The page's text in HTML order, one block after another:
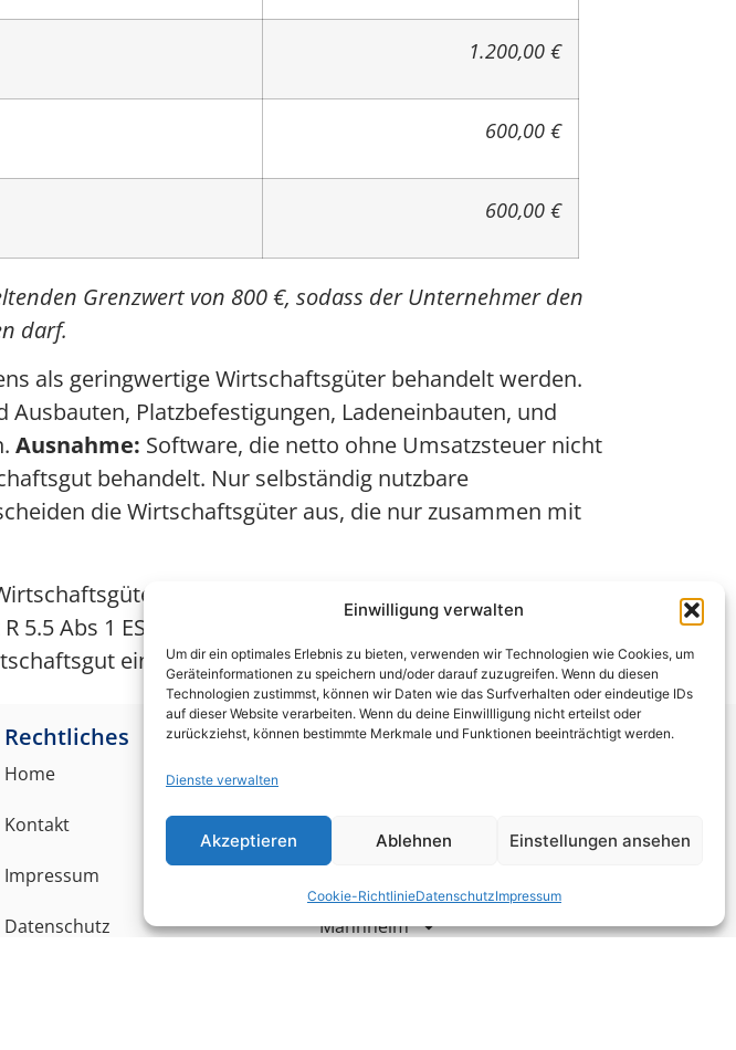
Einwilligung verwalten
Um dir ein optimales Erlebnis zu bieten, verwenden wir Technologien wie Cookies, um
Geräteinformationen zu speichern und/oder darauf zuzugreifen. Wenn du diesen
Technologien zustimmst, können wir Daten wie das Surfverhalten oder eindeutige IDs
auf dieser Website verarbeiten. Wenn du deine Einwillligung nicht erteilst oder
zurückziehst, können bestimmte Merkmale und Funktionen beeinträchtigt werden.
Dienste verwalten
Akzeptieren Ablehnen Einstellungen ansehen
Cookie-RichtlinieDatenschutzImpressum
1.200,00 €
600,00 €
600,00 €
Grenzwert von 800 €, sodass der Unternehmer den
darf.
als geringwertige Wirtschaftsgüter behandelt werden.
Platzbefestigungen, Ladeneinbauten, und
Ausnahme: Software, die netto ohne Umsatzsteuer nicht
behandelt. Nur selbständig nutzbare
die Wirtschaftsgüter aus, die nur zusammen mit
einzustufen, sodass eine Zuordnung zu den
Abs 1 EStR eine Ausnahme bei Trivialsoftware zu:
eingestuft.
Rechtliches
Home
Kontakt
Impressum
Datenschutz
Leistungen
Kaiserslautern
Mannheim